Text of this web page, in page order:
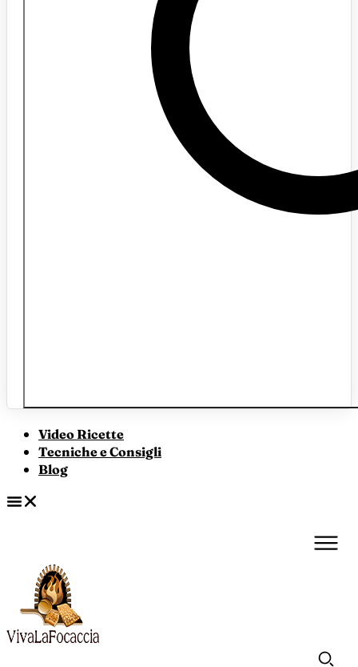
Video Ricette
Tecniche e Consigli
Blog